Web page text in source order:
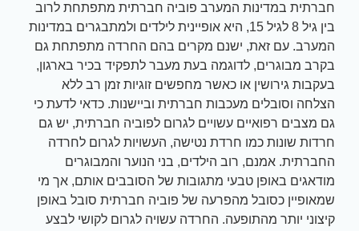
חברתית במדינות המערב פוביה חברתית מתפתחת לרוב
בין גיל 8 לגיל 15, היא אופיינית לילדים ולמתבגרים במדינות
המערב. עם זאת, ישנם מקרים בהם החרדה מתפתחת גם
בקרב מבוגרים, לדוגמה בעת מעבר לתפקיד בכיר בארגון,
בעקבות גירושין או כאשר מחפשים זוגיות זמן רב ללא
הצלחה וסובלים מעכבות חברתית וביישנות. כדאי לדעת כי
גם מצבים רפואיים עשויים לגרום לפוביה חברתית, יש גם
חרדות שונות כמו חרדת נטישה, העשויות לגרום לחרדה
החברתית. אמנם, רוב הילדים, בני הנוער והמבוגרים
מודאגים באופן טבעי מתגובות של הסובבים אותם, אך מי
שמאופיין כסובל מהפרעה של פוביה חברתית סובל באופן
קיצוני יותר מהתופעה. החרדה עשויה לגרום לקושי לבצע